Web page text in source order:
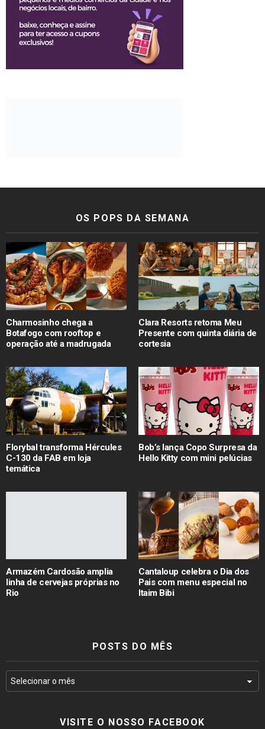
OS POPS DA SEMANA
Charmosinho chega a
Botafogo com rooftop e
operação até a madrugada
Clara Resorts retoma Meu
Presente com quinta diária de
cortesia
Florybal transforma Hércules
C-130 da FAB em loja
temática
Bob’s lança Copo Surpresa da
Hello Kitty com mini pelúcias
Armazém Cardosão amplia
linha de cervejas próprias no
Rio
Cantaloup celebra o Dia dos
Pais com menu especial no
Itaim Bibi
POSTS DO MÊS
VISITE O NOSSO FACEBOOK